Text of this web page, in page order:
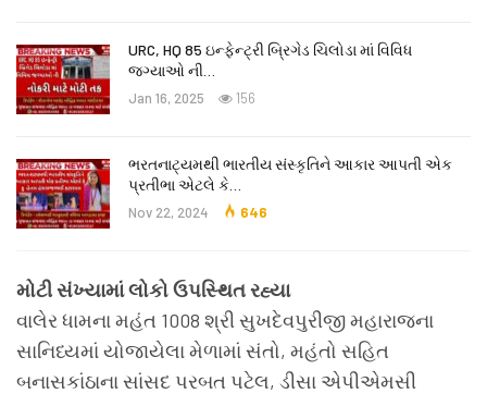
URC, HQ 85 ઇન્ફેન્ટ્રી બ્રિગેડ ચિલોડા માં વિવિધ
જગ્યાઓ ની…
Jan 16, 2025 156
ભરતનાટ્યમથી ભારતીય સંસ્કૃતિને આકાર આપતી એક
પ્રતીભા એટલે કે‌…
Nov 22, 2024 646
મોટી સંખ્યામાં લોકો ઉપસ્થિત રહ્યા
વાલેર ધામના મહંત 1008 શ્રી સુખદેવપુરીજી મહારાજના
સાનિધ્યમાં યોજાયેલા મેળામાં સંતો, મહંતો સહિત
બનાસકાંઠાના સાંસદ પરબત પટેલ, ડીસા એપીએમસી